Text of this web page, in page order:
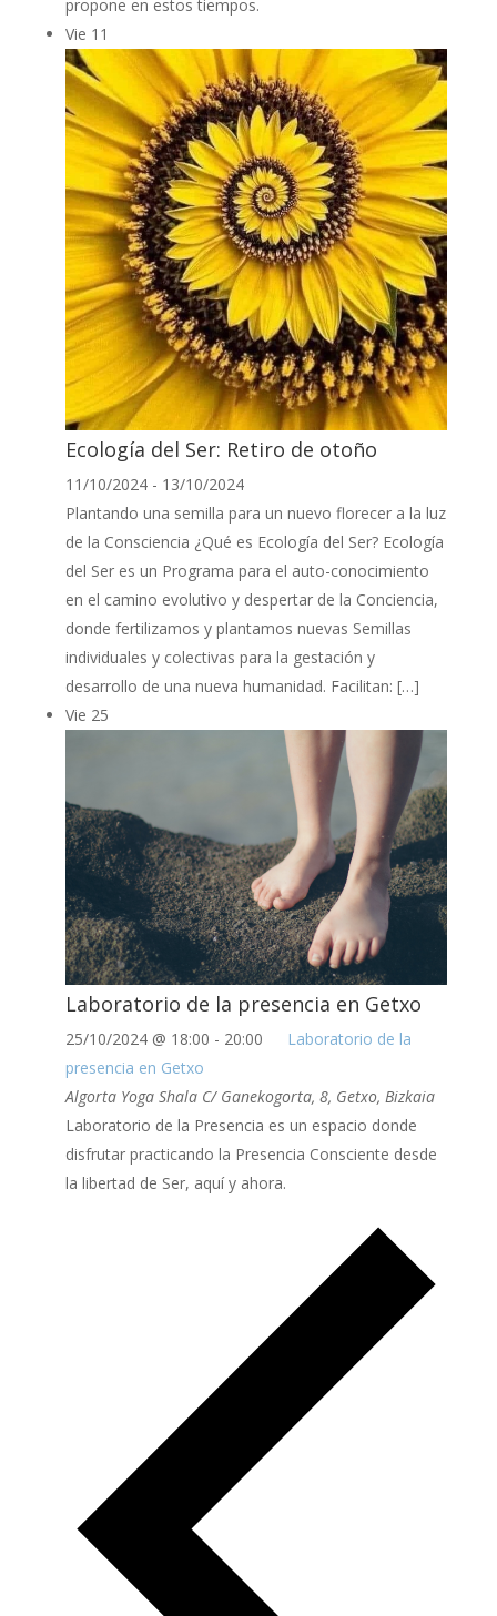
propone en estos tiempos.
Vie 11
Ecología del Ser: Retiro de otoño
11/10/2024- 13/10/2024
Plantando una semilla para un nuevo florecer a la luz
de la Consciencia ¿Qué es Ecología del Ser? Ecología
del Ser es un Programa para el auto-conocimiento
en el camino evolutivo y despertar de la Conciencia,
donde fertilizamos y plantamos nuevas Semillas
individuales y colectivas para la gestación y
desarrollo de una nueva humanidad. Facilitan: […]
Vie 25
Laboratorio de la presencia en Getxo
25/10/2024 @ 18:00 - 20:00
Laboratorio de la
presencia en Getxo
Algorta Yoga Shala C/ Ganekogorta, 8, Getxo, Bizkaia
Laboratorio de la Presencia es un espacio donde
disfrutar practicando la Presencia Consciente desde
la libertad de Ser, aquí y ahora.